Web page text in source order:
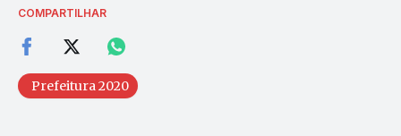
COMPARTILHAR
Prefeitura 2020